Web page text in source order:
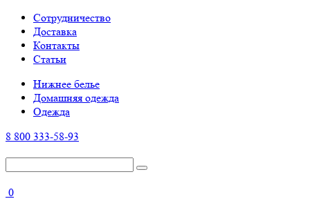
Cотрудничество
Доставка
Контакты
Статьи
Нижнее белье
Домашняя одежда
Одежда
8 800 333-58-93
0